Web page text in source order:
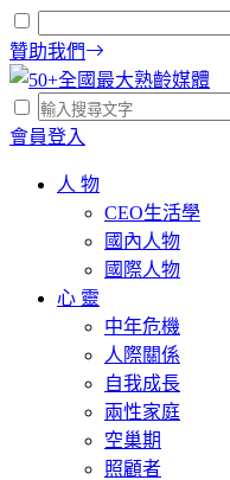
贊助我們
會員登入
人 物
CEO生活學
國內人物
國際人物
心 靈
中年危機
人際關係
自我成長
兩性家庭
空巢期
照顧者